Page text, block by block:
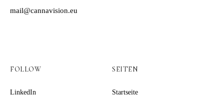
mail@cannavision.eu
FOLLOW
LinkedIn
SEITEN
Startseite